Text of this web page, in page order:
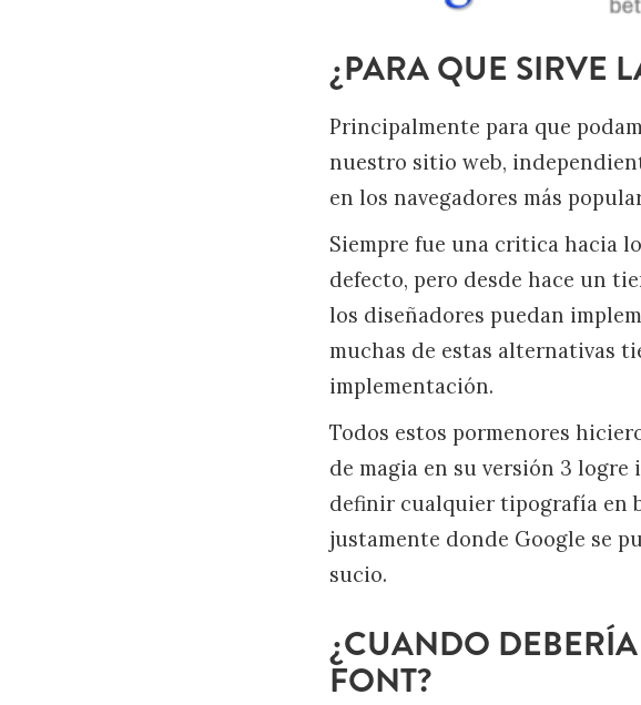
¿PARA QUE SIRVE
Principalmente para que
nuestro sitio web,
en los navegadores más
Siempre fue una critica hacia
defecto, pero desde hace un
los diseñadores puedan
muchas de estas alternativas
implementación.
Todos estos pormenores
de magia en su versión 3
definir cualquier tipografía en
justamente donde Google se
sucio.
¿CUANDO
FONT?